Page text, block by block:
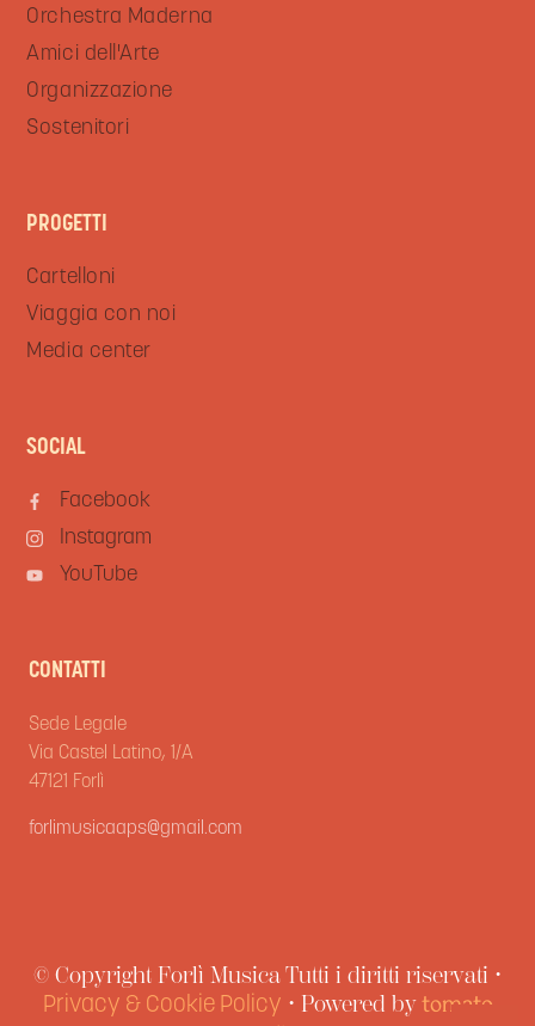
Orchestra Maderna
Amici dell'Arte
Organizzazione
Sostenitori
PROGETTI
Cartelloni
Viaggia con noi
Media center
SOCIAL
Facebook
Instagram
YouTube
CONTATTI
Sede Legale
Via Castel Latino, 1/A
47121 Forlì
forlimusicaaps@gmail.com
© Copyright Forlì Musica Tutti i diritti riservati •
Privacy & Cookie Policy • Powered by tomato